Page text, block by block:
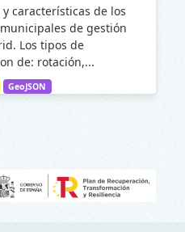
características de los
de gestión
Los tipos de
de: rotación,...
GeoJSON